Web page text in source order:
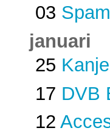
03
januari
25
17 DVB
12